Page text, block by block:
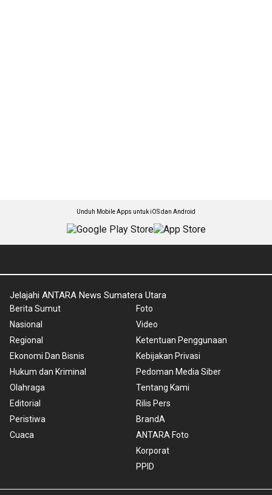
Unduh Mobile Apps untuk iOS dan Android
Jelajahi ANTARA News Sumatera Utara
Berita Sumut
Nasional
Regional
Ekonomi Dan Bisnis
Hukum dan Kriminal
Olahraga
Editorial
Peristiwa
Cuaca
Foto
Video
Ketentuan Penggunaan
Kebijakan Privasi
Pedoman Media Siber
Tentang Kami
Rilis Pers
BrandA
ANTARA Foto
Korporat
PPID